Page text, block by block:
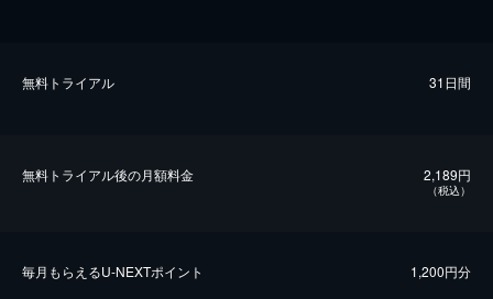
無料トライアル 31日間
無料トライアル後の⽉額料金 2,189円
（税込）
毎⽉もらえるU-NEXTポイント 1,200円分